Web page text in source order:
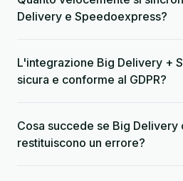
Delivery e Speedoexpress?
L'integrazione Big Delivery +
sicura e conforme al GDPR?
Cosa succede se Big
restituiscono un errore?